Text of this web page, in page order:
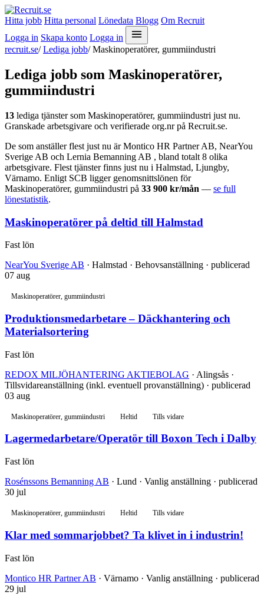
Hitta jobb Hitta personal Lönedata Blogg Om Recruit
Logga in Skapa konto Logga in
recruit.se/ Lediga jobb/ Maskinoperatörer, gummiindustri
Lediga jobb som Maskinoperatörer,
gummiindustri
13 lediga tjänster som Maskinoperatörer, gummiindustri just nu.
Granskade arbetsgivare och verifierade org.nr på Recruit.se.
De som anställer flest just nu är Montico HR Partner AB, NearYou
Sverige AB och Lernia Bemanning AB , bland totalt 8 olika
arbetsgivare. Flest tjänster finns just nu i Halmstad, Ljungby,
Värnamo. Enligt SCB ligger genomsnittslönen för
Maskinoperatörer, gummiindustri på 33 900 kr/mån — se full
lönestatistik.
Maskinoperatörer på deltid till Halmstad
Fast lön
NearYou Sverige AB · Halmstad · Behovsanställning · publicerad
07 aug
Maskinoperatörer, gummiindustri
Produktionsmedarbetare – Däckhantering och
Materialsortering
Fast lön
REDOX MILJÖHANTERING AKTIEBOLAG · Alingsås ·
Tillsvidareanställning (inkl. eventuell provanställning) · publicerad
03 aug
Maskinoperatörer, gummiindustri Heltid Tills vidare
Lagermedarbetare/Operatör till Boxon Tech i Dalby
Fast lön
Rosénssons Bemanning AB · Lund · Vanlig anställning · publicerad
30 jul
Maskinoperatörer, gummiindustri Heltid Tills vidare
Klar med sommarjobbet? Ta klivet in i industrin!
Fast lön
Montico HR Partner AB · Värnamo · Vanlig anställning · publicerad
29 jul